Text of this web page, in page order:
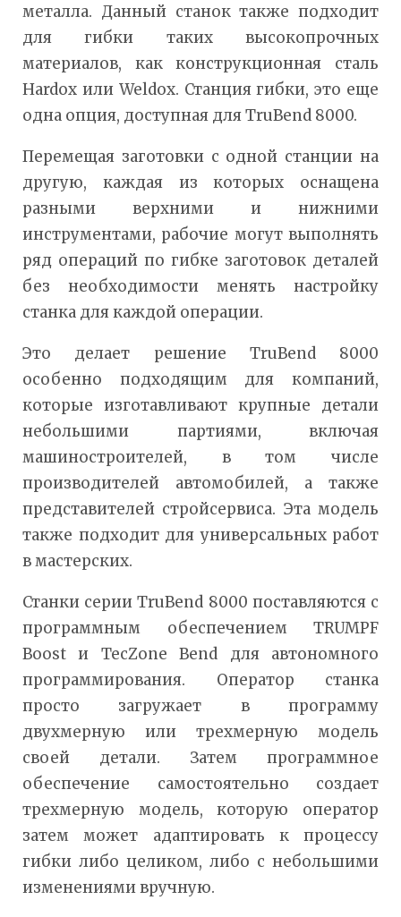
металла. Данный станок также подходит
для гибки таких высокопрочных
материалов, как конструкционная сталь
Hardox или Weldox. Станция гибки, это еще
одна опция, доступная для TruBend 8000.
Перемещая заготовки с одной станции на
другую, каждая из которых оснащена
разными верхними и нижними
инструментами, рабочие могут выполнять
ряд операций по гибке заготовок деталей
без необходимости менять настройку
станка для каждой операции.
Это делает решение TruBend 8000
особенно подходящим для компаний,
которые изготавливают крупные детали
небольшими партиями, включая
машиностроителей, в том числе
производителей автомобилей, а также
представителей стройсервиса. Эта модель
также подходит для универсальных работ
в мастерских.
Станки серии TruBend 8000 поставляются с
программным обеспечением TRUMPF
Boost и TecZone Bend для автономного
программирования. Оператор станка
просто загружает в программу
двухмерную или трехмерную модель
своей детали. Затем программное
обеспечение самостоятельно создает
трехмерную модель, которую оператор
затем может адаптировать к процессу
гибки либо целиком, либо с небольшими
изменениями вручную.